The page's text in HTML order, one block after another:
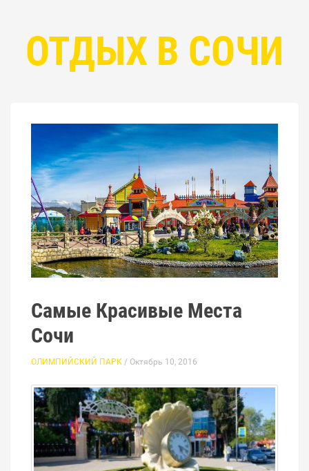
ОТДЫХ В СОЧИ
Самые Красивые Места
Сочи
ОЛИМПИЙСКИЙ ПАРК / Октябрь 10, 2016